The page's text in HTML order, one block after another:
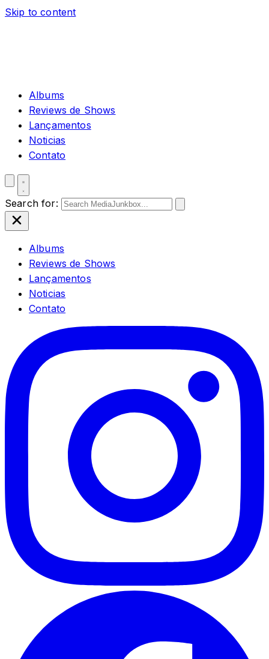
Skip to content
Albums
Reviews de Shows
Lançamentos
Noticias
Contato
Search for:
Albums
Reviews de Shows
Lançamentos
Noticias
Contato